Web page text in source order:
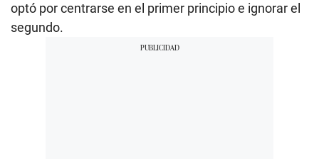
optó por centrarse en el primer principio e ignorar el
segundo.